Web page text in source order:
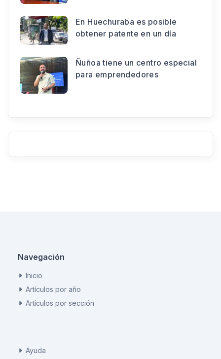
En Huechuraba es posible
obtener patente en un día
Ñuñoa tiene un centro especial
para emprendedores
Navegación
Inicio
Artículos por año
Artículos por sección
Ayuda